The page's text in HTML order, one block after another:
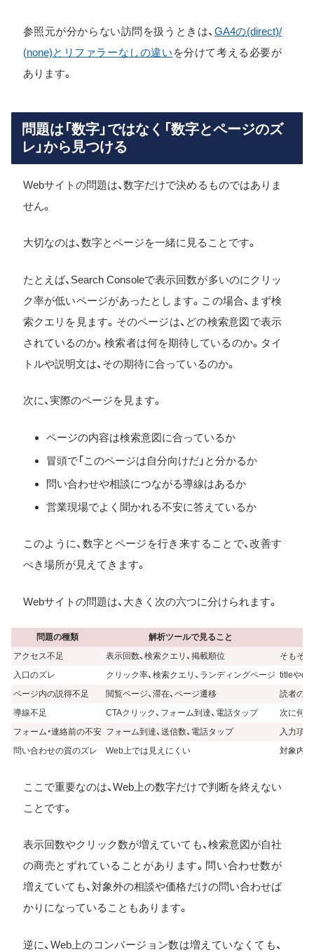
参照元が分からない訪問を扱うときは、 GA4の(direct)/
(none)とリファラーなしの違い を分けて考える必要が
あります。
問題は「数字」ではなく「数字とページのズ
レ」から見つける
Webサイトの問題は、数字だけで決めるものではありま
せん。
大切なのは、数字とページを一緒に見ることです。
たとえば、Search Consoleで表示回数が多いのにクリッ
ク率が低いページがあったとします。この場合、まず検
索クエリを見ます。そのページは、どの検索意図で表示
されているのか。検索者は何を期待しているのか。タイ
トルや説明文は、その期待に合っているのか。
次に、実際のページを見ます。
ページの内容は検索意図に合っているか
冒頭で「このページは自分向けだ」と分かるか
問い合わせや相談につながる導線はあるか
営業現場でよく聞かれる不安に答えているか
このように、数字とページを行き来することで、改善す
べき場所が見えてきます。
Webサイトの問題は、大きく次の六つに分けられます。
問題の種類
解析ツールで見ること
アクセス不足
表示回数、検索クエリ、掲載順位
そもそ
入口のズレ
クリック率、検索クエリ、ランディングページ titleや
ページ内の説得不足
閲覧ページ、滞在、ページ遷移
読者の
導線不足
CTAクリック、フォーム到達、電話タップ
次に何
フォーム・連絡前の不安 フォーム到達、送信数、電話タップ
入力項
問い合わせの質のズレ
Web上では見えにくい 対象内
ここで重要なのは、Web上の数字だけで判断を終えない
ことです。
表示回数やクリック数が増えていても、検索意図が自社
の商売とずれていることがあります。問い合わせ数が
増えていても、対象外の相談や価格だけの問い合わせば
かりになっていることもあります。
逆に、Web上のコンバージョン数は増えていなくても、